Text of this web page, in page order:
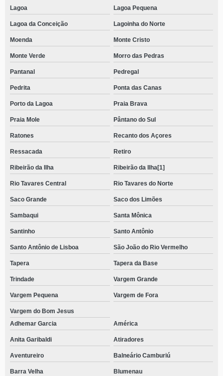
Lagoa Lagoa Pequena
Lagoa da Conceição Lagoinha do Norte
Moenda Monte Cristo
Monte Verde Morro das Pedras
Pantanal Pedregal
Pedrita Ponta das Canas
Porto da Lagoa Praia Brava
Praia Mole Pântano do Sul
Ratones Recanto dos Açores
Ressacada Retiro
Ribeirão da Ilha Ribeirão da Ilha[1]
Rio Tavares Central Rio Tavares do Norte
Saco Grande Saco dos Limões
Sambaqui Santa Mônica
Santinho Santo Antônio
Santo Antônio de Lisboa São João do Rio Vermelho
Tapera Tapera da Base
Trindade Vargem Grande
Vargem Pequena Vargem de Fora
Vargem do Bom Jesus
Adhemar Garcia
América
Anita Garibaldi Atiradores
Aventureiro Balneário Camburiú
Barra Velha Blumenau